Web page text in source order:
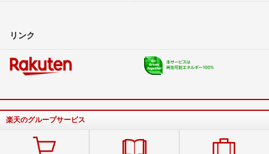
リンク
楽天のグループサービス